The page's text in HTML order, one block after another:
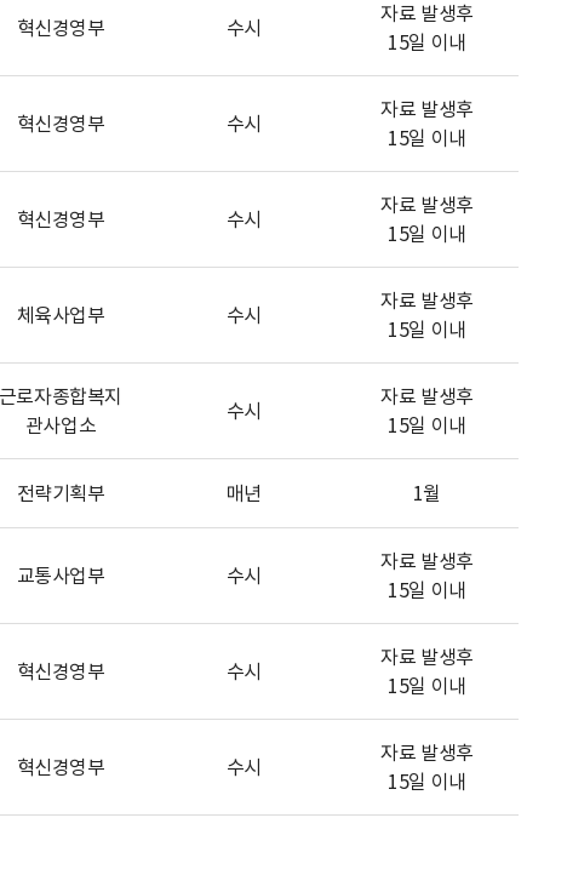
혁신경영부 수시
자료 발생후
15일 이내
혁신경영부 수시
자료 발생후
15일 이내
혁신경영부 수시
자료 발생후
15일 이내
체육사업부 수시
자료 발생후
15일 이내
근로자종합복지
관사업소
수시
자료 발생후
15일 이내
전략기획부 매년 1월
교통사업부 수시
자료 발생후
15일 이내
혁신경영부 수시
자료 발생후
15일 이내
혁신경영부 수시
자료 발생후
15일 이내